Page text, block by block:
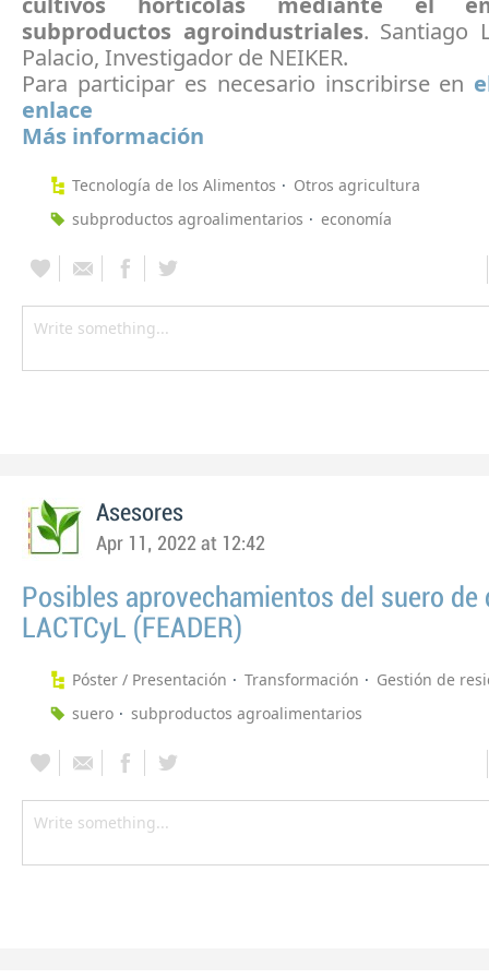
subproductos agroindustriales. Santiago
Palacio, Investigador de NEIKER.
Para participar es necesario inscribirse en
enlace
Más información
Tecnología de los Alimentos
Otros agricultura
subproductos agroalimentarios
economía
Asesores
Apr 11, 2022 at 12:42
Posibles aprovechamientos del suero de
LACTCyL (FEADER)
Póster / Presentación Transformación
Gestión de
suero
subproductos agroalimentarios